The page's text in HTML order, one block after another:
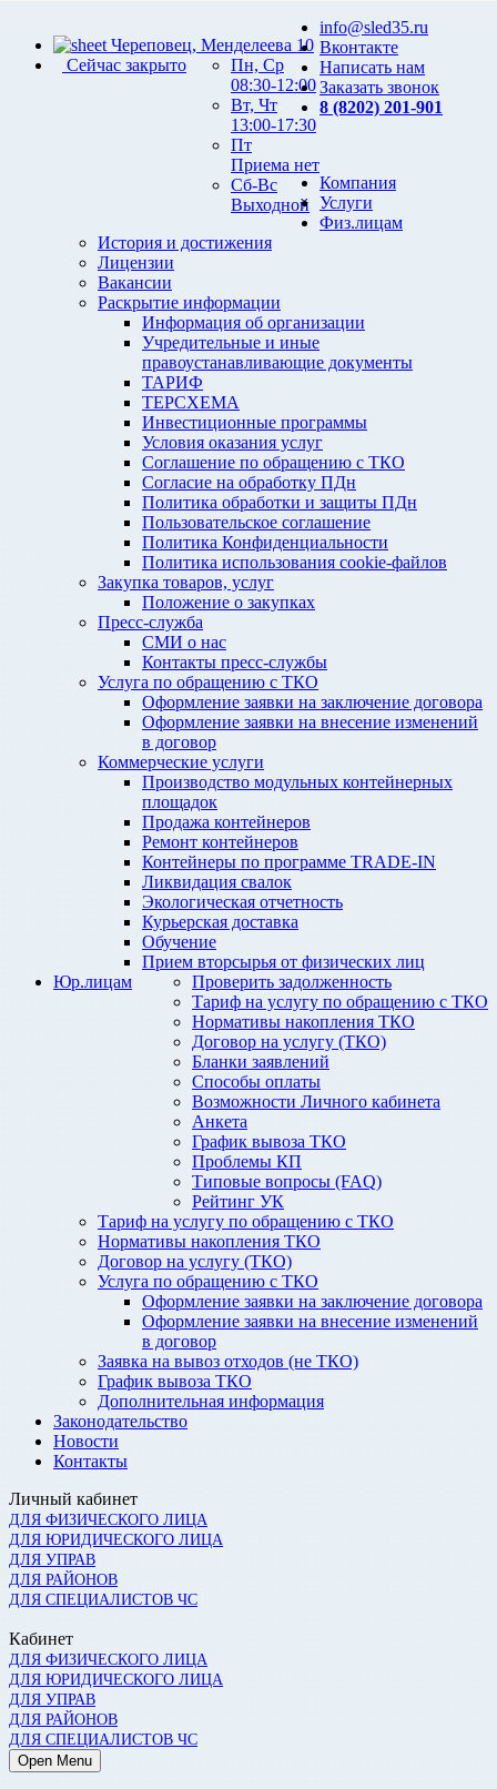
Череповец, Менделеева 10
Сейчас закрыто
Пн, Ср
08:30-12:00
Вт, Чт
13:00-17:30
Пт
Приема нет
Сб-Вс
Выходной
info@sled35.ru
Вконтакте
Написать нам
Заказать звонок
8 (8202) 201-901
Компания
История и достижения
Лицензии
Вакансии
Раскрытие информации
Информация об организации
Учредительные и иные
правоустанавливающие документы
ТАРИФ
ТЕРСХЕМА
Инвестиционные программы
Условия оказания услуг
Соглашение по обращению с ТКО
Согласие на обработку ПДн
Политика обработки и защиты ПДн
Пользовательское соглашение
Политика Конфиденциальности
Политика использования cookie-файлов
Закупка товаров, услуг
Положение о закупках
Пресс-служба
СМИ о нас
Контакты пресс-службы
Услуги
Услуга по обращению с ТКО
Оформление заявки на заключение договора
Оформление заявки на внесение изменений
в договор
Коммерческие услуги
Производство модульных контейнерных
площадок
Продажа контейнеров
Ремонт контейнеров
Контейнеры по программе TRADE-IN
Ликвидация свалок
Экологическая отчетность
Курьерская доставка
Обучение
Прием вторсырья от физических лиц
Физ.лицам
Проверить задолженность
Тариф на услугу по обращению с ТКО
Нормативы накопления ТКО
Договор на услугу (ТКО)
Бланки заявлений
Способы оплаты
Возможности Личного кабинета
Анкета
График вывоза ТКО
Проблемы КП
Типовые вопросы (FAQ)
Рейтинг УК
Юр.лицам
Тариф на услугу по обращению с ТКО
Нормативы накопления ТКО
Договор на услугу (ТКО)
Услуга по обращению с ТКО
Оформление заявки на заключение договора
Оформление заявки на внесение изменений
в договор
Заявка на вывоз отходов (не ТКО)
График вывоза ТКО
Дополнительная информация
Законодательство
Новости
Контакты
Личный кабинет
ДЛЯ ФИЗИЧЕСКОГО ЛИЦА
ДЛЯ ЮРИДИЧЕСКОГО ЛИЦА
ДЛЯ УПРАВ
ДЛЯ РАЙОНОВ
ДЛЯ СПЕЦИАЛИСТОВ ЧС
Кабинет
ДЛЯ ФИЗИЧЕСКОГО ЛИЦА
ДЛЯ ЮРИДИЧЕСКОГО ЛИЦА
ДЛЯ УПРАВ
ДЛЯ РАЙОНОВ
ДЛЯ СПЕЦИАЛИСТОВ ЧС
Open Menu